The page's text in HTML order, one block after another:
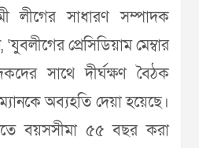
লীগের সাধারণ সম্পাদক
প্রেসিডিয়াম মেম্বার
সাথে দীর্ঘক্ষণ বৈঠক
অব্যহতি দেয়া হয়েছে।
বয়সসীমা ৫৫ বছর করা